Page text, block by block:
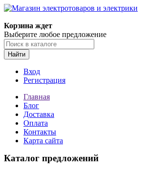
Корзина ждет
Выберите любое предложение
Найти
Вход
Регистрация
Главная
Блог
Доставка
Оплата
Контакты
Карта сайта
Каталог предложений